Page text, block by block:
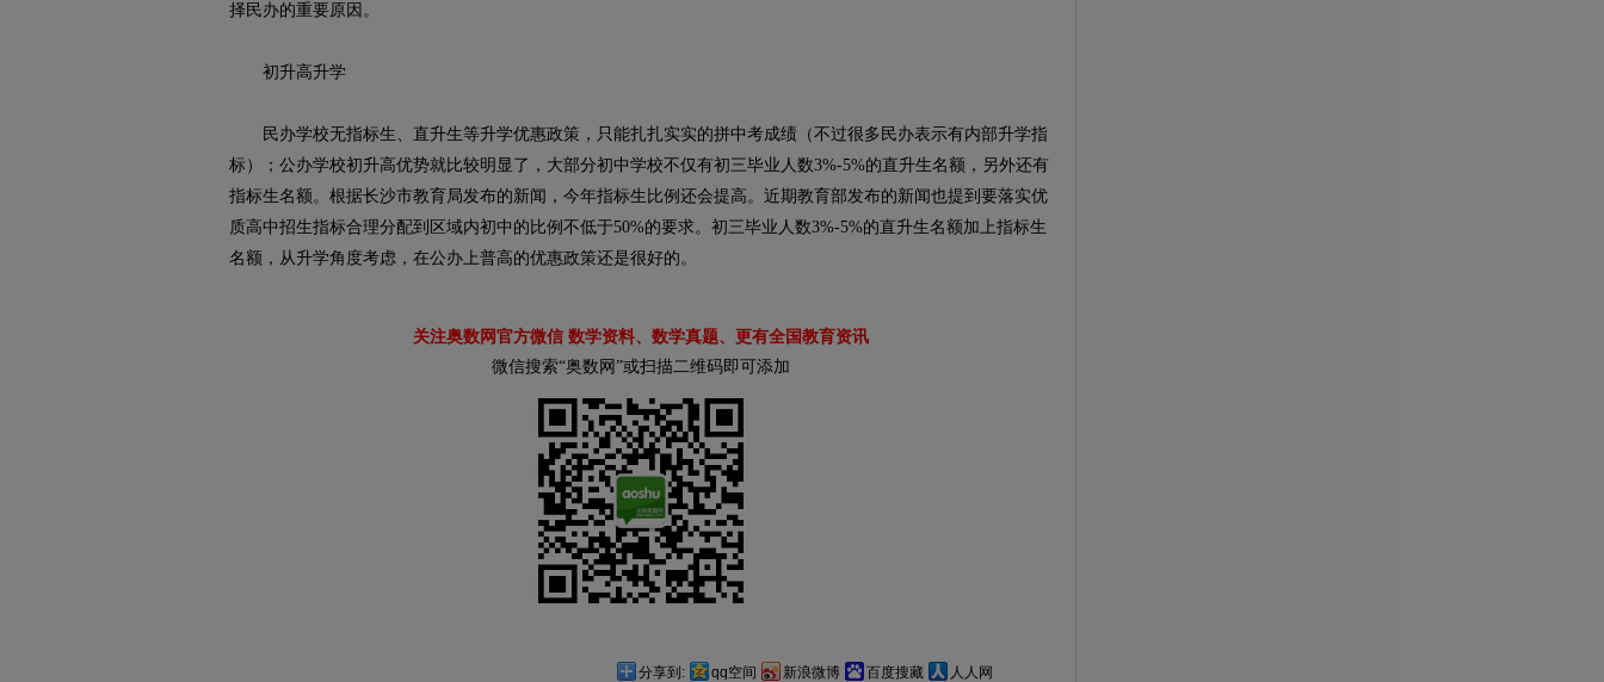
择民办的重要原因。
初升高升学
民办学校无指标生、直升生等升学优惠政策，只能扎扎实实的拼中考成绩（不过很多民办表示有内部升学指
标）；公办学校初升高优势就比较明显了，大部分初中学校不仅有初三毕业人数3%-5%的直升生名额，另外还有
指标生名额。根据长沙市教育局发布的新闻，今年指标生比例还会提高。近期教育部发布的新闻也提到要落实优
质高中招生指标合理分配到区域内初中的比例不低于50%的要求。初三毕业人数3%-5%的直升生名额加上指标生
名额，从升学角度考虑，在公办上普高的优惠政策还是很好的。
关注奥数网官方微信 数学资料、数学真题、更有全国教育资讯
微信搜索“奥数网”或扫描二维码即可添加
分享到: qq空间 新浪微博 百度搜藏 人人网